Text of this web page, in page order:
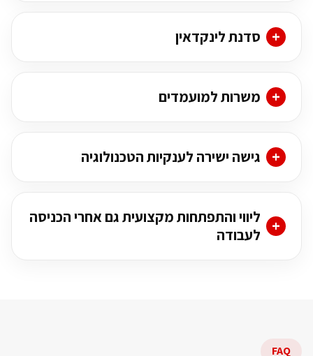
סדנת לינקדאין
משרות למועמדים
גישה ישירה לענקיות הטכנולוגיה
ליווי והתפתחות מקצועית גם אחרי הכניסה
לעבודה
FAQ